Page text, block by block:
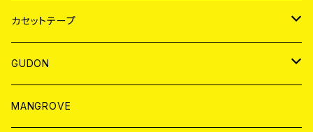
BADGE
JAPAN
WORLD
カセットテープ
JAPAN
WORLD
GUDON
アパレル
MANGROVE